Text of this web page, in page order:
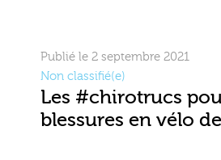
Publié le 2 septembre 2021
Non classifié(e)
Les #chirotrucs
blessures en vélo